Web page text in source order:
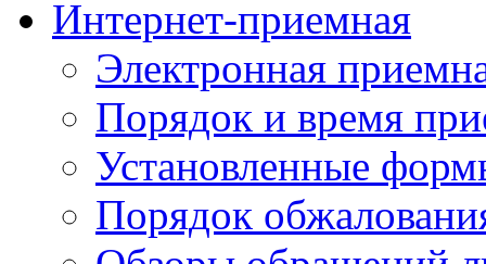
Интернет-приемная
Электронная
Порядок и время
Установленные
Порядок